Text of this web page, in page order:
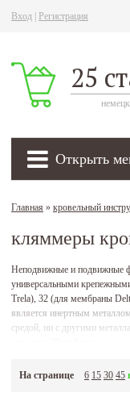
Вход Регистрация
25
Открыть
Главная » кровельный
кляммеры
Неподвижные и подвижные
универсальными
Trela), 32 (для мембраны
является инертным
средой, ни с другими
На странице 6 15 30 45